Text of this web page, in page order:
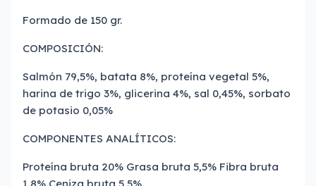
Formado de 150 gr.
COMPOSICIÓN:
Salmón 79,5%, batata 8%, proteína vegetal 5%,
harina de trigo 3%, glicerina 4%, sal 0,45%, sorbato
de potasio 0,05%
COMPONENTES ANALÍTICOS:
Proteína bruta 20% Grasa bruta 5,5% Fibra bruta